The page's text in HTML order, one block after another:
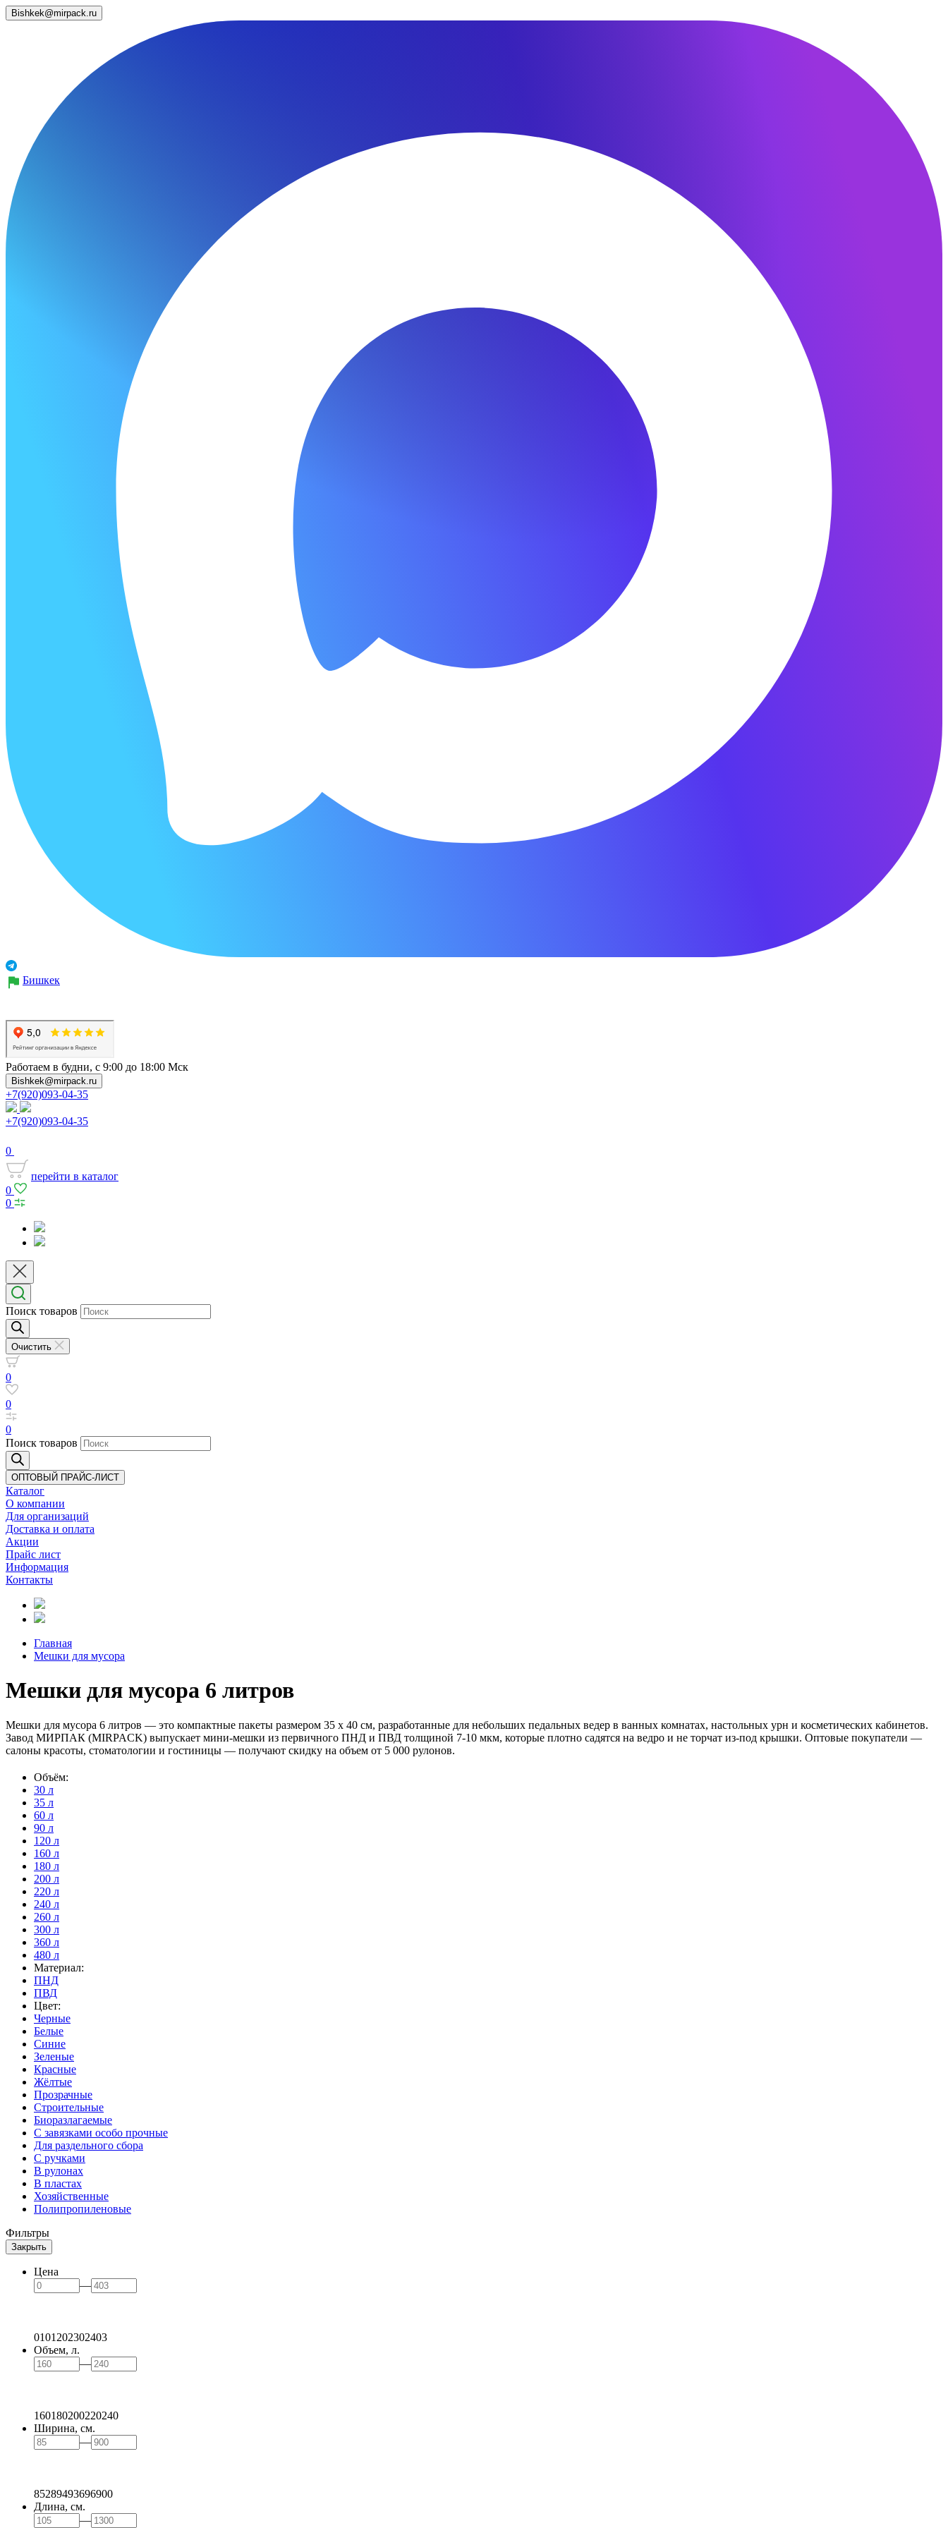
Bishkek@mirpack.ru
Бишкек
Работаем в будни, с 9:00 до 18:00 Мск
Bishkek@mirpack.ru
+7(920)093-04-35
+7(920)093-04-35
0
перейти в каталог
0
0
Поиск товаров
Очистить
0
0
0
Поиск товаров
ОПТОВЫЙ ПРАЙС-ЛИСТ
Каталог
О компании
Для организаций
Доставка и оплата
Акции
Прайс лист
Информация
Контакты
Главная
Мешки для мусора
Мешки для мусора 6 литров
Мешки для мусора 6 литров — это компактные пакеты размером 35 x 40 см, разработанные для небольших педальных ведер в ванных комнатах, настольных урн и косметических кабинетов.
Завод МИРПАК (MIRPACK) выпускает мини-мешки из первичного ПНД и ПВД толщиной 7-10 мкм, которые плотно садятся на ведро и не торчат из-под крышки. Оптовые покупатели —
салоны красоты, стоматологии и гостиницы — получают скидку на объем от 5 000 рулонов.
Объём:
30 л
35 л
60 л
90 л
120 л
160 л
180 л
200 л
220 л
240 л
260 л
300 л
360 л
480 л
Материал:
ПНД
ПВД
Цвет:
Черные
Белые
Синие
Зеленые
Красные
Жёлтые
Прозрачные
Строительные
Биоразлагаемые
С завязками особо прочные
Для раздельного сбора
С ручками
В рулонах
В пластах
Хозяйственные
Полипропиленовые
Фильтры
Закрыть
Цена
—
0101 202302403
Объем, л.
—
160180200220240
Ширина, см.
—
85289493696900
Длина, см.
—